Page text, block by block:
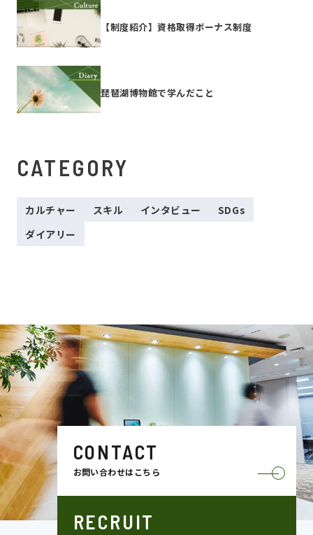
【制度紹介】資格取得ボーナス制度
琵琶湖博物館で学んだこと
CATEGORY
カルチャー スキル インタビュー
SDGs
ダイアリー
CONTACT
お問い合わせはこちら
RECRUIT